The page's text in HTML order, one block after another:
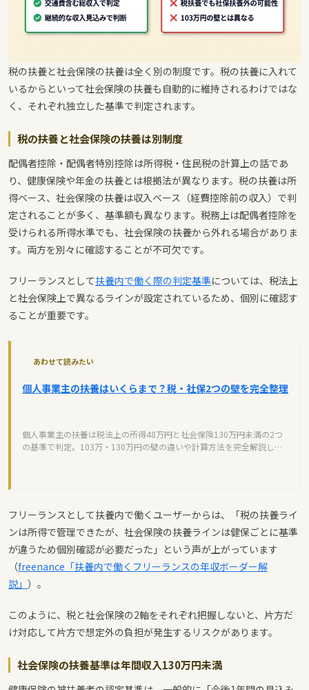
税の扶養と社会保険の扶養は全く別の制度です。税の扶養に入れて
いるからといって社会保険の扶養も自動的に維持されるわけではな
く、それぞれ独立した基準で判定されます。
税の扶養と社会保険の扶養は別制度
配偶者控除・配偶者特別控除は所得税・住民税の計算上の話であ
り、健康保険や年金の扶養とは根拠法が異なります。税の扶養は所
得ベース、社会保険の扶養は収入ベース（経費控除前の収入）で判
定されることが多く、基準額も異なります。税務上は配偶者控除を
受けられる所得水準でも、社会保険の扶養から外れる場合がありま
す。両方を別々に確認することが不可欠です。
フリーランスとして扶養内で働く際の判定基準については、税法上
と社会保険上で異なるラインが設定されているため、個別に確認す
ることが重要です。
あわせて読みたい
個人事業主の扶養はいくらまで？税・社保2つの壁を完全整理
個人事業主の扶養は税法上の所得48万円と社会保険130万円未満の2つ
の基準で判定。103万・130万円の壁の違いや計算方法を完全解説しま
フリーランスとして扶養内で働くユーザーからは、「税の扶養ライ
ンは所得で管理できたが、社会保険の扶養ラインは健保ごとに基準
が違うため個別確認が必要だった」という声が上がっています
（freenance「扶養内で働くフリーランスの年収ボーダー解
説」 ）。
このように、税と社会保険の2軸をそれぞれ把握しないと、片方だ
け対応して片方で想定外の負担が発生するリスクがあります。
社会保険の扶養基準は年間収入130万円未満